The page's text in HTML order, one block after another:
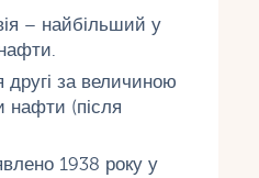
– найбільший у
другі за величиною
нафти (після
1938 року у